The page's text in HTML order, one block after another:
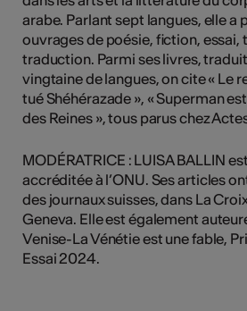
arabe. Parlant sept langues, elle a
ouvrages de poésie, fiction, essai,
traduction. Parmi ses livres,
vingtaine de langues, on cite « Le
tué Shéhérazade », « Superman
des Reines », tous parus chez
MODÉRATRICE : LUISA BALLIN
accréditée à l’ONU. Ses articles
des journaux suisses, dans La
Geneva. Elle est également
Venise-La Vénétie est une fable,
Essai 2024.